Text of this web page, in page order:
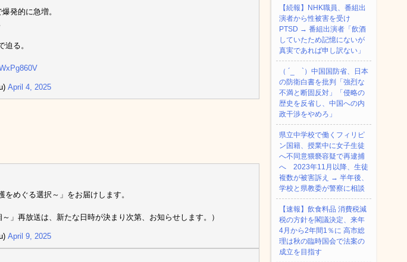
発的に急増。
る。
April 4, 2025
をめぐる選択～」をお届けします。
」再放送は、新たな日時が決まり次第、お知らせします。）
April 9, 2025
【続報】NHK職員、番組出
演者から性被害を受け
PTSD → 番組出演者「飲酒
していたため記憶にないが
真実であれば申し訳ない」
（ ´_ゝ`）中国国防省、日本
の防衛白書を批判「強烈な
不満と断固反対」「侵略の
歴史を反省し、中国への内
政干渉をやめろ」
県立中学校で働くフィリピ
ン国籍、授業中に女子生徒
へ不同意猥褻容疑で再逮捕
へ 2023年11月以降、生徒
複数が被害訴え → 半年後、
学校と県教委が警察に相談
【速報】飲食料品 消費税減
税の方針を閣議決定、来年
4月から2年間1％に 高市総
理は秋の臨時国会で法案の
成立を目指す